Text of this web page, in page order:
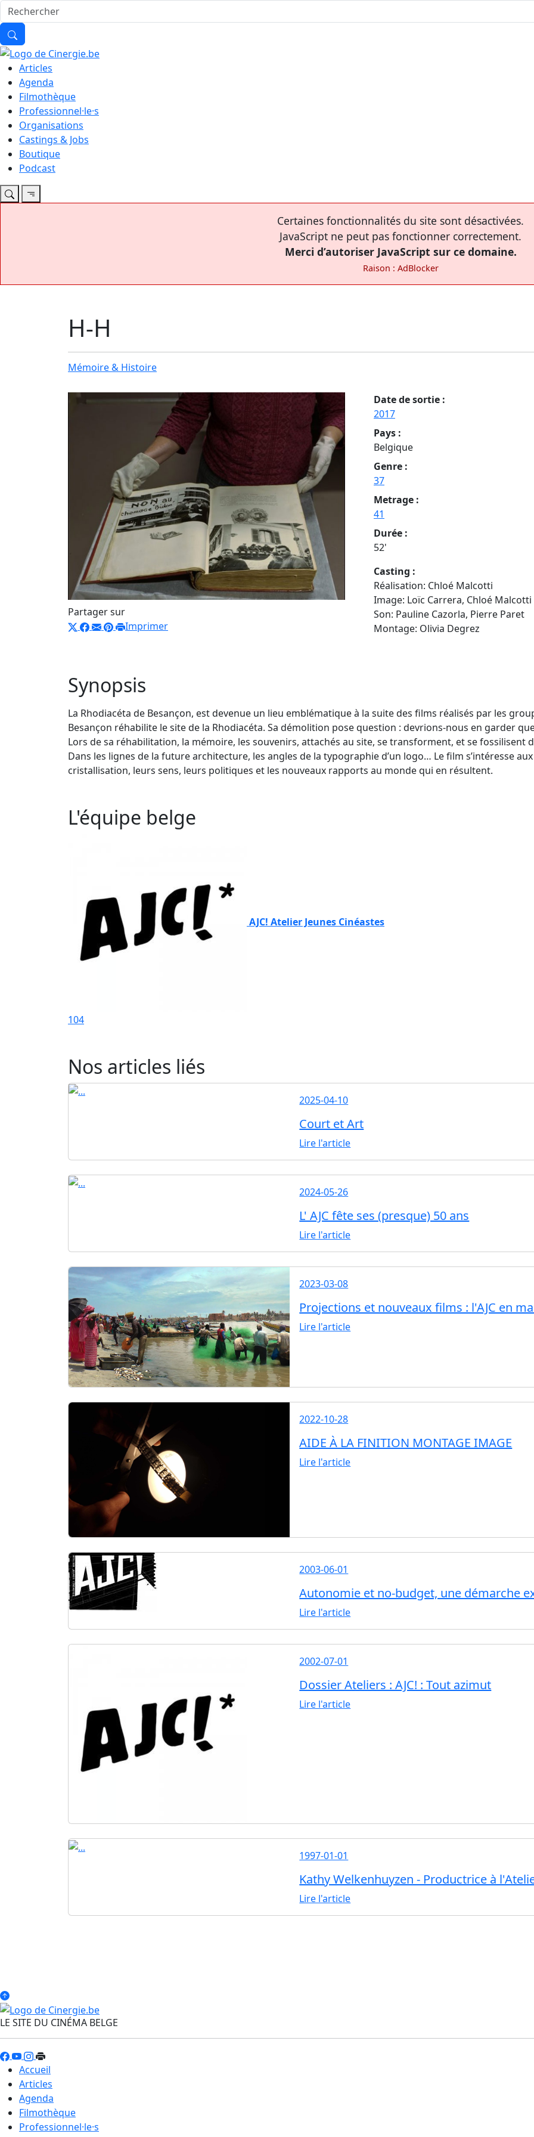
Articles
Agenda
Filmothèque
Professionnel·le·s
Organisations
Castings & Jobs
Boutique
Podcast
Certaines fonctionnalités du site sont désactivées.
JavaScript ne peut pas fonctionner correctement.
Merci d’autoriser JavaScript sur ce domaine.
Raison : AdBlocker
H-H
Mémoire & Histoire
Partager sur
Imprimer
Date de sortie :
2017
Pays :
Belgique
Genre :
37
Metrage :
41
Durée :
52'
Casting :
Réalisation: Chloé Malcotti
Image: Loïc Carrera, Chloé Malcotti
Son: Pauline Cazorla, Pierre Paret
Montage: Olivia Degrez
Synopsis
La Rhodiacéta de Besançon, est devenue un lieu emblématique à la suite des films réalisés par les
Besançon réhabilite le site de la Rhodiacéta. Sa démolition pose question : devrions-nous en garder
Lors de sa réhabilitation, la mémoire, les souvenirs, attachés au site, se transforment, et se fossilisent
Dans les lignes de la future architecture, les angles de la typographie d’un logo… Le film s’intéresse
cristallisation, leurs sens, leurs politiques et les nouveaux rapports au monde qui en résultent.
L'équipe belge
AJC! Atelier Jeunes Cinéastes
104
Nos articles liés
2025-04-10
Court et Art
Lire l'article
2024-05-26
L' AJC fête ses (presque) 50 ans
Lire l'article
2023-03-08
Projections et nouveaux films : l'AJC en
Lire l'article
2022-10-28
AIDE À LA FINITION MONTAGE IMAGE
Lire l'article
2003-06-01
Autonomie et no-budget, une démarche
Lire l'article
2002-07-01
Dossier Ateliers : AJC! : Tout azimut
Lire l'article
1997-01-01
Kathy Welkenhuyzen - Productrice à
Lire l'article
LE SITE DU CINÉMA BELGE
Accueil
Articles
Agenda
Filmothèque
Professionnel·le·s